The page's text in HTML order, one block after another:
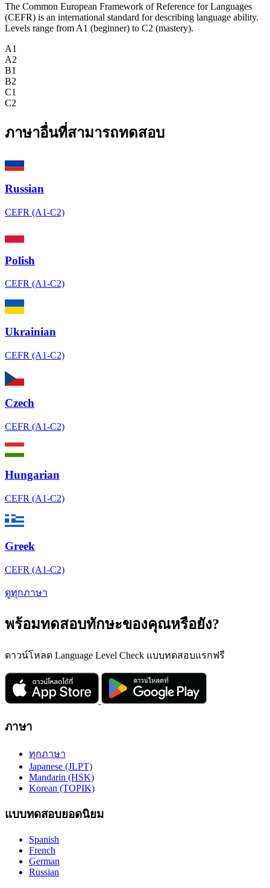
The Common European Framework of Reference for Languages
(CEFR) is an international standard for describing language ability.
Levels range from A1 (beginner) to C2 (mastery).
A1
A2
B1
B2
C1
C2
ภาษาอื่นที่สามารถทดสอบ
Russian
CEFR (A1-C2)
Polish
CEFR (A1-C2)
Ukrainian
CEFR (A1-C2)
Czech
CEFR (A1-C2)
Hungarian
CEFR (A1-C2)
Greek
CEFR (A1-C2)
ดูทุกภาษา
พร้อมทดสอบทักษะของคุณหรือยัง?
ดาวน์โหลด Language Level Check แบบทดสอบแรกฟรี
ภาษา
ทุกภาษา
Japanese (JLPT)
Mandarin (HSK)
Korean (TOPIK)
แบบทดสอบยอดนิยม
Spanish
French
German
Russian